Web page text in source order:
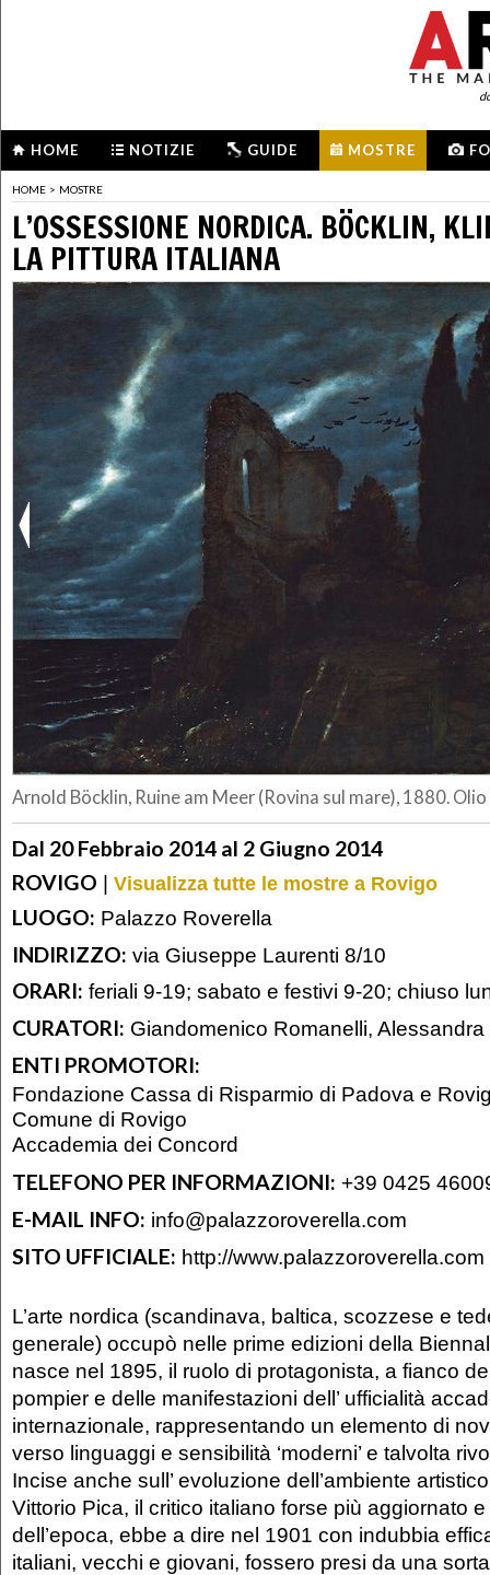
HOME NOTIZIE GUIDE MOSTRE
HOME > MOSTRE
L’OSSESSIONE NORDICA. BÖCKLIN,
LA PITTURA ITALIANA
Arnold Böcklin, Ruine am Meer (Rovina sul mare), 1880.
Dal 20 Febbraio 2014 al 2 Giugno 2014
ROVIGO | Visualizza tutte le mostre a Rovigo
LUOGO: Palazzo Roverella
INDIRIZZO: via Giuseppe Laurenti 8/10
ORARI: feriali 9-19; sabato e festivi 9-20; chiuso
CURATORI: Giandomenico Romanelli, Alessandra
ENTI PROMOTORI:
Fondazione Cassa di Risparmio di Padova e
Comune di Rovigo
Accademia dei Concord
TELEFONO PER INFORMAZIONI: +39 0425
E-MAIL INFO: info@palazzoroverella.com
SITO UFFICIALE: http://www.palazzoroverella.com
L’arte nordica (scandinava, baltica, scozzese e
generale) occupò nelle prime edizioni della
nasce nel 1895, il ruolo di protagonista, a fianco
pompier e delle manifestazioni dell’ ufficialità
internazionale, rappresentando un elemento di
verso linguaggi e sensibilità ‘moderni’ e talvolta
Incise anche sull’ evoluzione dell’ambiente
Vittorio Pica, il critico italiano forse più aggiornato
dell’epoca, ebbe a dire nel 1901 con indubbia
italiani, vecchi e giovani, fossero presi da una